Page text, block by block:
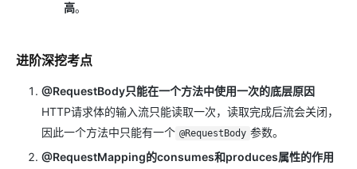
高。
进阶深挖考点
@RequestBody只能在一个方法中使用一次的底层原因
HTTP请求体的输入流只能读取一次，读取完成后流会关闭，
因此一个方法中只能有一个 @RequestBody 参数。
@RequestMapping的consumes和produces属性的作用